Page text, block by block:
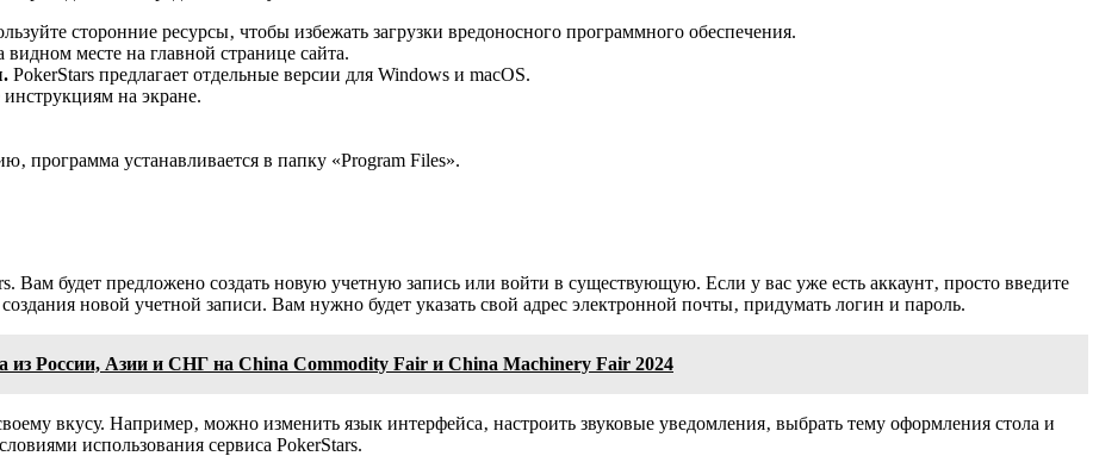
сторонние ресурсы‚ чтобы избежать загрузки вредоносного программного обеспечения.
месте на главной странице сайта.
PokerStars предлагает отдельные версии для Windows и macOS.
на экране.
программа устанавливается в папку «Program Files».
Вам будет предложено создать новую учетную запись или войти в существующую. Если у вас уже есть аккаунт‚ просто введите
новой учетной записи. Вам нужно будет указать свой адрес электронной почты‚ придумать логин и пароль.
из России, Азии и СНГ на China Commodity Fair и China Machinery Fair 2024
вкусу. Например‚ можно изменить язык интерфейса‚ настроить звуковые уведомления‚ выбрать тему оформления стола и
использования сервиса PokerStars.